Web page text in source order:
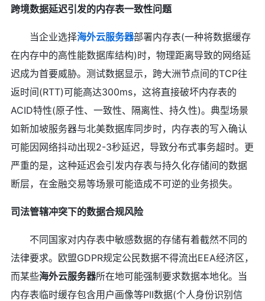
跨境数据延迟引发的内存表一致性问题
当企业选择海外云服务器部署内存表(一种将数据缓存
在内存中的高性能数据库结构)时，物理距离导致的网络延
迟成为首要威胁。测试数据显示，跨大洲节点间的TCP往
返时间(RTT)可能高达300ms，这将直接破坏内存表的
ACID特性(原子性、一致性、隔离性、持久性)。典型场景
如新加坡服务器与北美数据库同步时，内存表的写入确认
可能因网络抖动出现2-3秒延迟，导致分布式事务超时。更
严重的是，这种延迟会引发内存表与持久化存储间的数据
断层，在金融交易等场景可能造成不可逆的业务损失。
司法管辖冲突下的数据合规风险
不同国家对内存表中敏感数据的存储有着截然不同的
法律要求。欧盟GDPR规定公民数据不得流出EEA经济区，
而某些海外云服务器所在地可能强制要求数据本地化。当
内存表临时缓存包含用户画像等PII数据(个人身份识别信